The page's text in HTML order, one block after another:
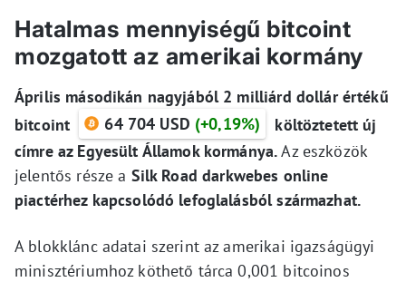
Hatalmas mennyiségű bitcoint
mozgatott az amerikai kormány
Április másodikán nagyjából 2 milliárd dollár értékű
bitcoint
64 704 USD (+0,19%)
költöztetett új
címre az Egyesült Államok kormánya.Az eszközök
jelentős része a Silk Road darkwebes online
piactérhez kapcsolódó lefoglalásból származhat.
A blokklánc adatai szerint az amerikai igazságügyi
minisztériumhoz köthető tárca 0,001 bitcoinos